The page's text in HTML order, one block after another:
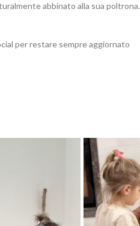
abbinato alla sua poltrona.
per restare sempre aggiornato